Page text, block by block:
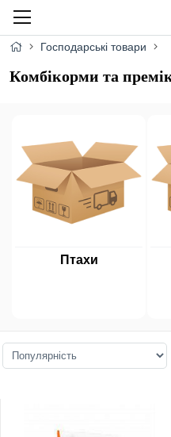
Господарські товари
Комбікорми та
Птахи